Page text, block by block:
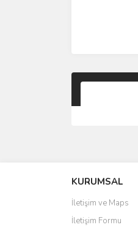
KURUMSAL
İletişim ve Maps
İletişim Formu